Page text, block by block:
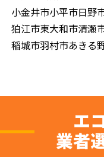
小金井市小平市日野
狛江市東大和市清瀬
稲城市羽村市あきる
エ
業者